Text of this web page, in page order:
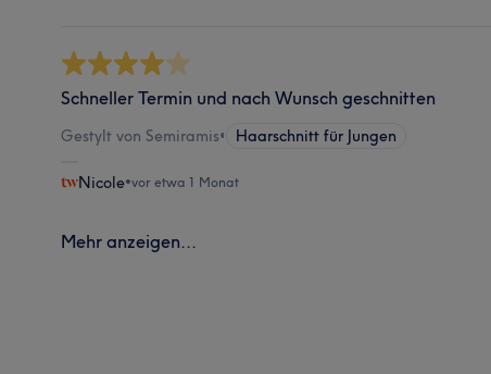
Schneller Termin und nach Wunsch geschnitten
Gestylt von Semiramis• Haarschnitt für Jungen
Nicole•vor etwa 1 Monat
Mehr anzeigen...